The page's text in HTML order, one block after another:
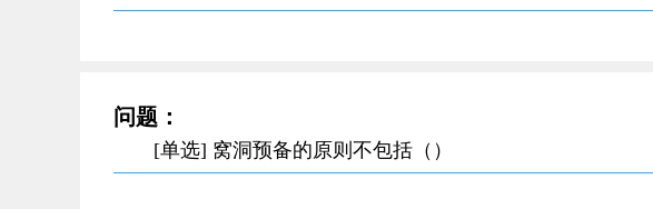
问题：
[单选] 窝洞预备的原则不包括（）